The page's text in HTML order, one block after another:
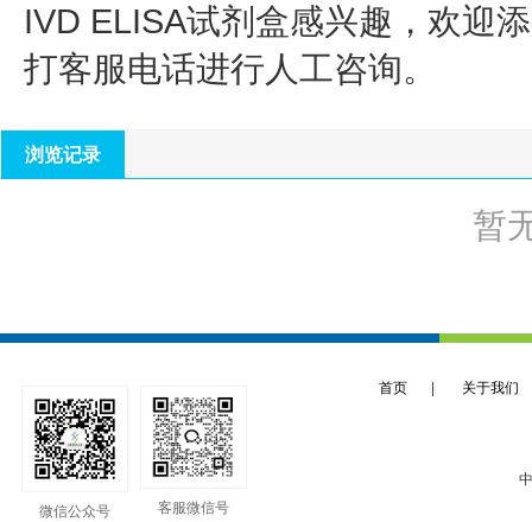
IVD ELISA试剂盒感兴趣，欢迎
打客服电话进行人工咨询。
浏览记录
暂
首页 关于我们
微信公众号
客服微信号